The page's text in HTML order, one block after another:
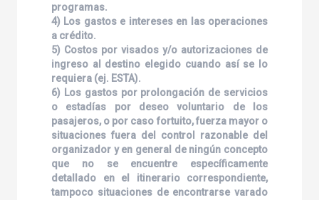
programas.
4) Los gastos e intereses en las operaciones
a crédito.
5) Costos por visados y/o autorizaciones de
ingreso al destino elegido cuando así se lo
requiera (ej. ESTA).
6) Los gastos por prolongación de servicios
o estadías por deseo voluntario de los
pasajeros, o por caso fortuito, fuerza mayor o
situaciones fuera del control razonable del
organizador y en general de ningún concepto
que no se encuentre específicamente
detallado en el itinerario correspondiente,
tampoco situaciones de encontrarse varado